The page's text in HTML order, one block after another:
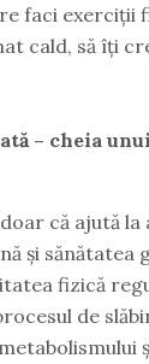
faci exerciții
cald, să îți
– cheia
că ajută la
și sănătatea
fizică
de